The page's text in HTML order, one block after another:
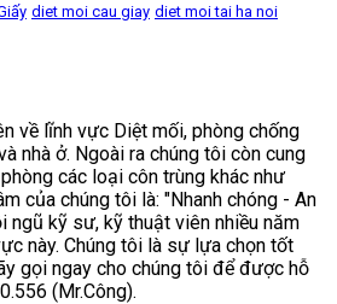
diet moi cau giay diet moi tai ha noi
về lĩnh vực Diệt mối, phòng chống
nhà ở. Ngoài ra chúng tôi còn cung
các loại côn trùng khác như
của chúng tôi là: "Nhanh chóng - An
ngũ kỹ sư, kỹ thuật viên nhiều năm
này. Chúng tôi là sự lựa chọn tốt
gọi ngay cho chúng tôi để được hỗ
(Mr.Công).